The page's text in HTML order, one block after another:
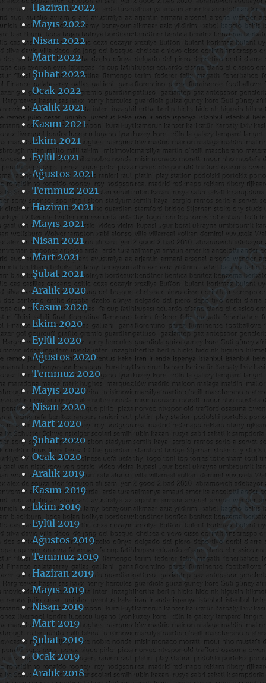
Haziran 2022
Mayıs 2022
Nisan 2022
Mart 2022
Şubat 2022
Ocak 2022
Aralık 2021
Kasım 2021
Ekim 2021
Eylül 2021
Ağustos 2021
Temmuz 2021
Haziran 2021
Mayıs 2021
Nisan 2021
Mart 2021
Şubat 2021
Aralık 2020
Kasım 2020
Ekim 2020
Eylül 2020
Ağustos 2020
Temmuz 2020
Mayıs 2020
Nisan 2020
Mart 2020
Şubat 2020
Ocak 2020
Aralık 2019
Kasım 2019
Ekim 2019
Eylül 2019
Ağustos 2019
Temmuz 2019
Haziran 2019
Mayıs 2019
Nisan 2019
Mart 2019
Şubat 2019
Ocak 2019
Aralık 2018